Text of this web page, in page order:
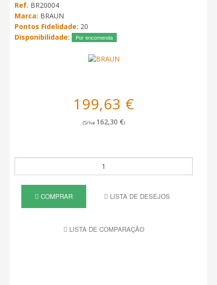
Ref. BR20004
Marca: BRAUN
Pontos Fidelidade: 20
Disponibilidade:
Por encomenda
199,63 €
(S/Iva 162,30 €)
COMPRAR LISTA DE DESEJOS
LISTA DE COMPARAÇÃO